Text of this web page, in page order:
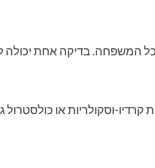
המשפחה. בדיקה אחת יכולה
קרדיו-וסקולריות או כולסטרול